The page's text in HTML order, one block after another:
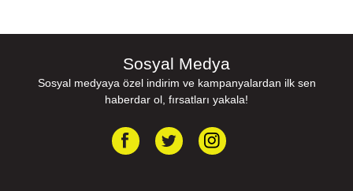
Sosyal Medya
Sosyal medyaya özel indirim ve kampanyalardan ilk sen
haberdar ol, fırsatları yakala!